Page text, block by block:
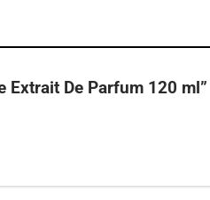
De Parfum 120 ml”